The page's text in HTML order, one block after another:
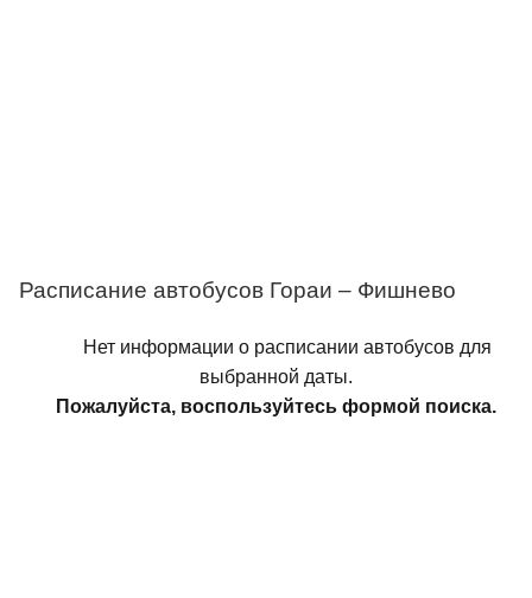
Расписание автобусов Гораи – Фишнево
Нет информации о расписании автобусов для
выбранной даты.
Пожалуйста, воспользуйтесь формой поиска.